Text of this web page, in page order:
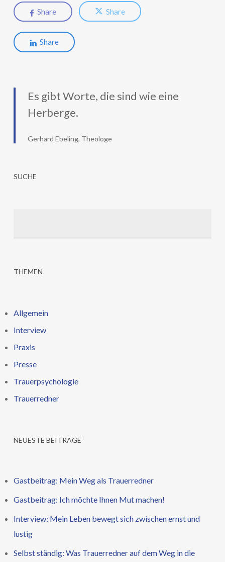
Share Share
Share
Es gibt Worte, die sind wie eine
Herberge.
Gerhard Ebeling, Theologe
SUCHE
THEMEN
Allgemein
Interview
Praxis
Presse
Trauerpsychologie
Trauerredner
NEUESTE BEITRÄGE
Gastbeitrag: Mein Weg als Trauerredner
Gastbeitrag: Ich möchte Ihnen Mut machen!
Interview: Mein Leben bewegt sich zwischen ernst und
lustig
Selbst ständig: Was Trauerredner auf dem Weg in die